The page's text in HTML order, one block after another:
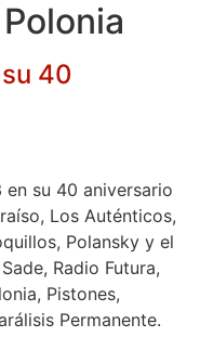
40
su 40 aniversario
Los Auténticos,
Polansky y el
Radio Futura,
Pistones,
Permanente.